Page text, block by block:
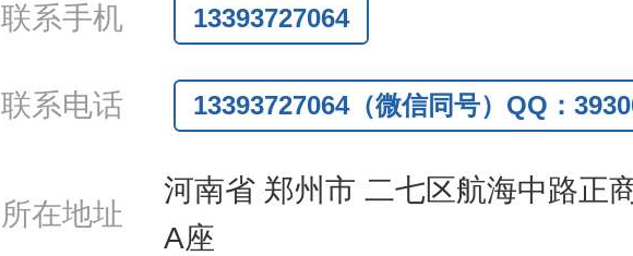
QQ:3930072831
:13393727064
联系人: 沈晓东(欢迎致电,或QQ、微信
联系手机 13393727064
联系电话 13393727064（微信同号）QQ：
所在地址
河南省 郑州市 二七区航海中路正
A座